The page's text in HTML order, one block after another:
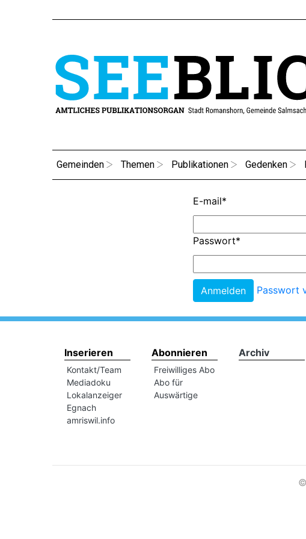
Gemeinden Themen Publikationen Gedenken
E-mail*
Passwort*
Passwort
Inserieren
Kontakt/Team
Mediadoku
Lokalanzeiger
Egnach
amriswil.info
Abonnieren
Freiwilliges Abo
Abo für
Auswärtige
Archiv
©